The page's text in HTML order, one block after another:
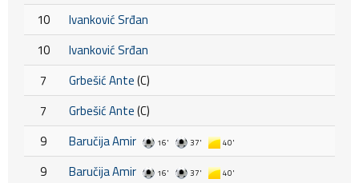
10
Ivanković Srđan
10
Ivanković Srđan
7
Grbešić Ante(C)
7
Grbešić Ante(C)
9
Baručija Amir 16' 37' 40'
9 Baručija Amir 16' 37' 40'